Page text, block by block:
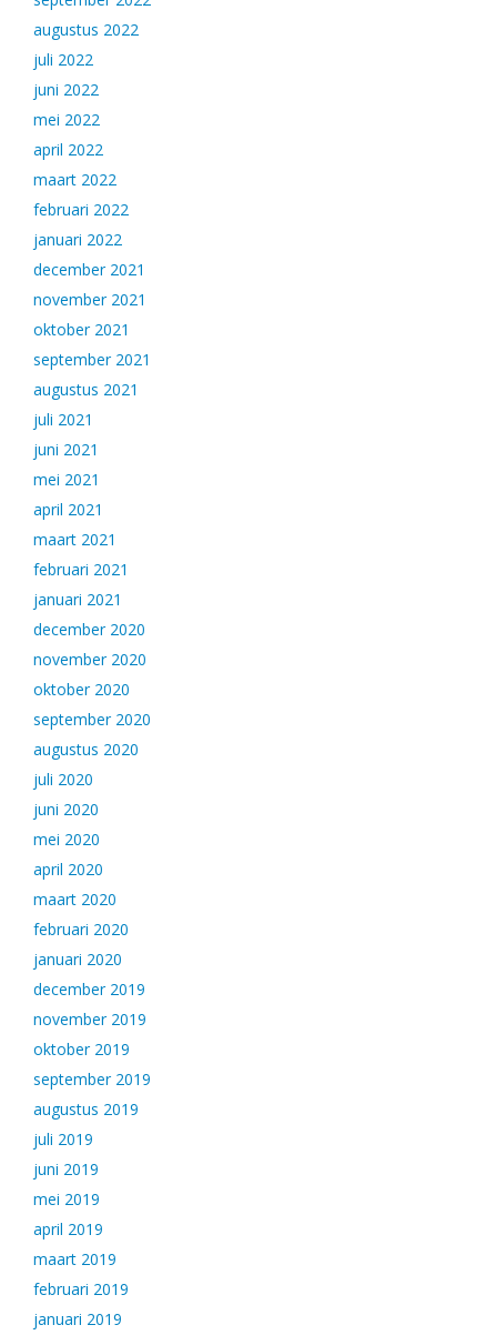
augustus 2022
juli 2022
juni 2022
mei 2022
april 2022
maart 2022
februari 2022
januari 2022
december 2021
november 2021
oktober 2021
september 2021
augustus 2021
juli 2021
juni 2021
mei 2021
april 2021
maart 2021
februari 2021
januari 2021
december 2020
november 2020
oktober 2020
september 2020
augustus 2020
juli 2020
juni 2020
mei 2020
april 2020
maart 2020
februari 2020
januari 2020
december 2019
november 2019
oktober 2019
september 2019
augustus 2019
juli 2019
juni 2019
mei 2019
april 2019
maart 2019
februari 2019
januari 2019